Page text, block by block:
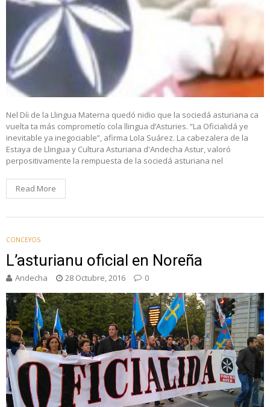
Nel Díi de la Llingua Materna quedó nidio que la sociedá asturiana ca
vuelta ta más comprometío cola llingua d’Asturies. “La Oficialidá ye
inevitable ya inegociable”, afirma Lola Suárez. La cabezalera de la
Estaya de Llingua y Cultura Asturiana d'Andecha Astur, valoró
perpositivamente la rempuesta de la sociedá asturiana nel
Read More
CONCEYOS
L’asturianu oficial en Noreña
Andecha 28 Octubre, 2016 0